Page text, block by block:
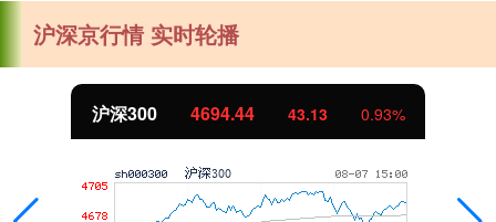
沪深京行情 实时轮播
沪深300 4694.44 43.13 0.93%